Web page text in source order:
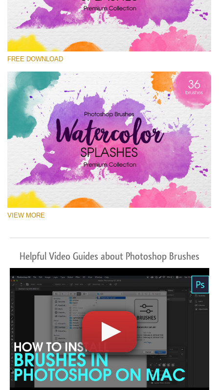
Please select
Watercolor Splashes
(36 Ps Brushes)
Free download
FREE DOWNLOAD
VIEW MORE
Helpful Video Guides about Photoshop Brushes